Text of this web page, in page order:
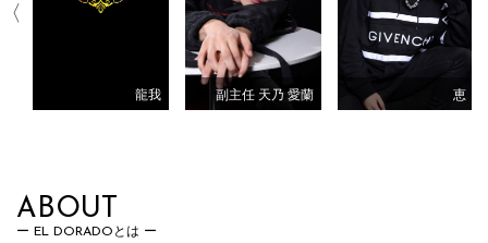
龍我 副主任 天乃 愛蘭 恵
ABOUT
EL DORADOとは